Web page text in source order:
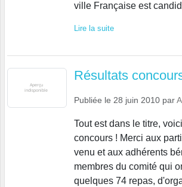
ville Française est
Lire la suite
Résultats
Publiée le 28 juin 2010 par
Tout est dans le titre,
concours ! Merci aux
venu et aux adhérents
membres du comité qui
quelques 74 repas,